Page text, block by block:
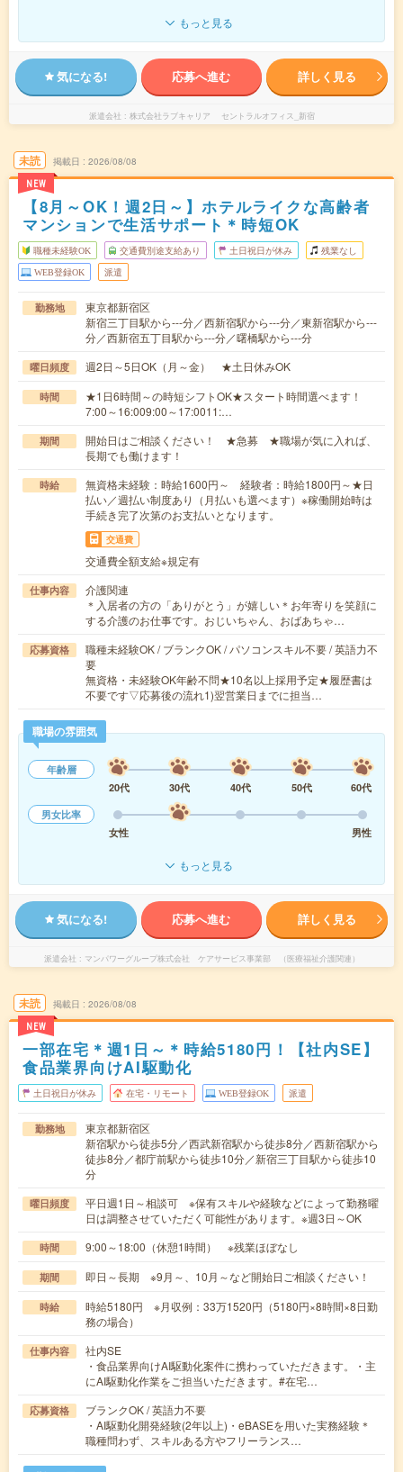
もっと見る
気になる! 応募へ進む 詳しく見る
派遣会社 株式会社ラブキャリア セントラルオフィス_新宿
未読
NEW
掲載日 2026/08/08
【8月～OK！週2日～】ホテルライクな高齢者
マンションで生活サポート＊時短OK
職種未経験OK 交通費別途支給あり 土日祝日が休み 残業なし
WEB登録OK 派遣
勤務地
東京都新宿区
新宿三丁目駅から---分／西新宿駅から---分／東新宿駅から---
分／西新宿五丁目駅から---分／曙橋駅から---分
曜日頻度 週2日～5日OK（月～金） ★土日休みOK
時間
★1日6時間～の時短シフトOK★スタート時間選べます！
7:00～16:009:00～17:0011:…
期間
開始日はご相談ください！ ★急募 ★職場が気に入れば、
長期でも働けます！
時給
無資格未経験：時給1600円～ 経験者：時給1800円～★日
払い／週払い制度あり（月払いも選べます）※稼働開始時は
手続き完了次第のお支払いとなります。
交通費
交通費全額支給※規定有
仕事内容
介護関連
＊入居者の方の「ありがとう」が嬉しい＊お年寄りを笑顔に
する介護のお仕事です。おじいちゃん、おばあちゃ…
応募資格
職種未経験OK / ブランクOK / パソコンスキル不要 / 英語力不
要
無資格・未経験OK年齢不問★10名以上採用予定★履歴書は
不要です▽応募後の流れ1)翌営業日までに担当…
職場の雰囲気
年齢層
20代
30代 40代 50代
60代
男女比率
女性
男性
もっと見る
気になる! 応募へ進む 詳しく見る
派遣会社 マンパワーグループ株式会社 ケアサービス事業部 （医療福祉介護関連）
未読
NEW
掲載日 2026/08/08
一部在宅＊週1日～＊時給5180円！【社内SE】
食品業界向けAI駆動化
土日祝日が休み 在宅・リモート WEB登録OK 派遣
勤務地
東京都新宿区
新宿駅から徒歩5分／西武新宿駅から徒歩8分／西新宿駅から
徒歩8分／都庁前駅から徒歩10分／新宿三丁目駅から徒歩10
分
曜日頻度
平日週1日～相談可 ※保有スキルや経験などによって勤務曜
日は調整させていただく可能性があります。※週3日～OK
時間 9:00～18:00（休憩1時間） ※残業ほぼなし
期間 即日～長期 ※9月～、10月～など開始日ご相談ください！
時給
時給5180円 ※月収例：33万1520円（5180円×8時間×8日勤
務の場合）
仕事内容
社内SE
・食品業界向けAI駆動化案件に携わっていただきます。・主
にAI駆動化作業をご担当いただきます。#在宅…
応募資格
ブランクOK / 英語力不要
・AI駆動化開発経験(2年以上)・eBASEを用いた実務経験＊
職種問わず、スキルある方やフリーランス…